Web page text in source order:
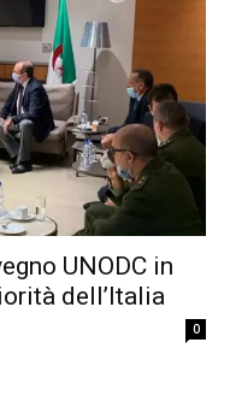
UNODC in
dell’Italia
0